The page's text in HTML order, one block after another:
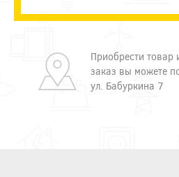
Приобрести товар
заказ вы можете
ул. Бабуркина 7